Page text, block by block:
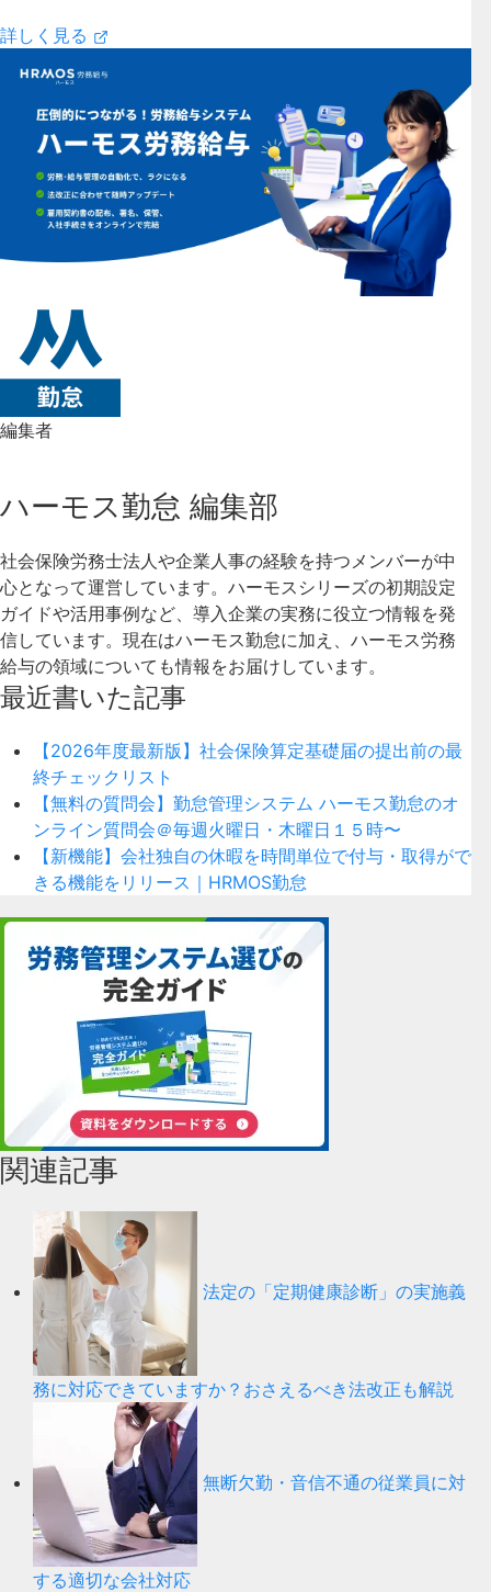
詳しく見る
編集者
ハーモス勤怠 編集部
社会保険労務士法人や企業人事の経験を持つメンバーが中
心となって運営しています。ハーモスシリーズの初期設定
ガイドや活用事例など、導入企業の実務に役立つ情報を発
信しています。現在はハーモス勤怠に加え、ハーモス労務
給与の領域についても情報をお届けしています。
最近書いた記事
【2026年度最新版】社会保険算定基礎届の提出前の最
終チェックリスト
【無料の質問会】勤怠管理システム ハーモス勤怠のオ
ンライン質問会＠毎週火曜日・木曜日１５時〜
【新機能】会社独自の休暇を時間単位で付与・取得がで
きる機能をリリース｜HRMOS勤怠
関連記事
法定の「定期健康診断」の実施義
務に対応できていますか？おさえるべき法改正も解説
無断欠勤・音信不通の従業員に対
する適切な会社対応